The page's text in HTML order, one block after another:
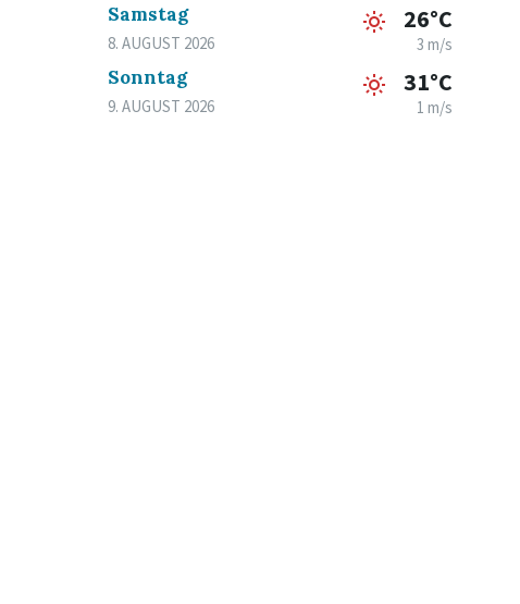
Samstag
8. AUGUST 2026
26°C
3 m/s
Sonntag
9. AUGUST 2026
31°C
1 m/s